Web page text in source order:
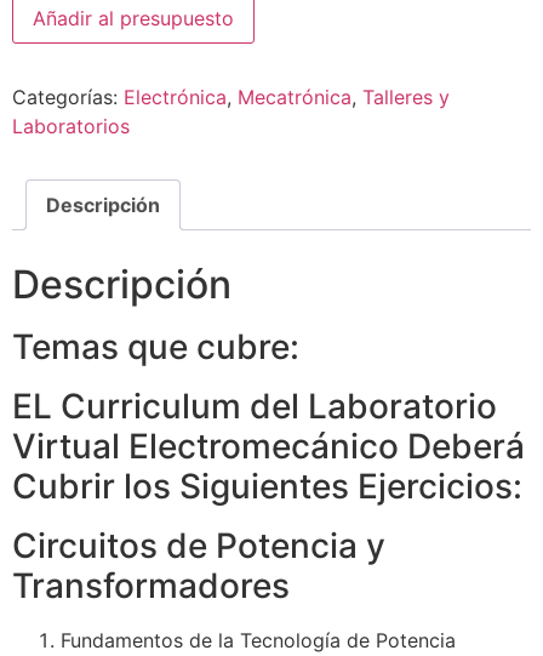
Añadir al presupuesto
Categorías: Electrónica, Mecatrónica, Talleres y
Laboratorios
Descripción
Descripción
Temas que cubre:
EL Curriculum del Laboratorio
Virtual Electromecánico Deberá
Cubrir los Siguientes Ejercicios:
Circuitos de Potencia y
Transformadores
Fundamentos de la Tecnología de Potencia